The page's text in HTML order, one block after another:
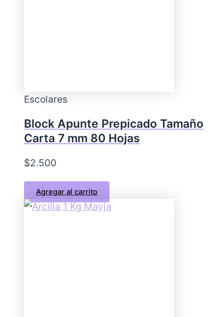
Escolares
Block Apunte Prepicado Tamaño
Carta 7 mm 80 Hojas
$2.500
Agregar al carrito